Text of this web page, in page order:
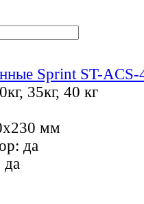
Sprint ST-ACS-
35кг, 40 кг
мм
да
да